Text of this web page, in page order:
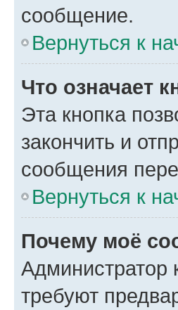
сообщение.
Вернуться к
Что означает
Эта кнопка
закончить и
сообщения
Вернуться к
Почему моё
требуют